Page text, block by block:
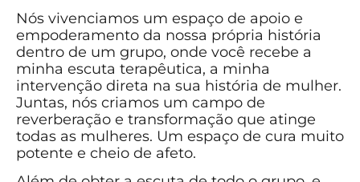
Nós vivenciamos um espaço de apoio e
empoderamento da nossa própria história
dentro de um grupo, onde você recebe a
minha escuta terapêutica, a minha
intervenção direta na sua história de mulher.
Juntas, nós criamos um campo de
reverberação e transformação que atinge
todas as mulheres. Um espaço de cura muito
potente e cheio de afeto.